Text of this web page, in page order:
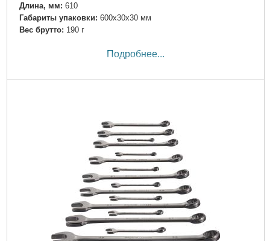
Длина, мм: 610
Габариты упаковки: 600x30x30 мм
Вес брутто: 190 г
Подробнее...